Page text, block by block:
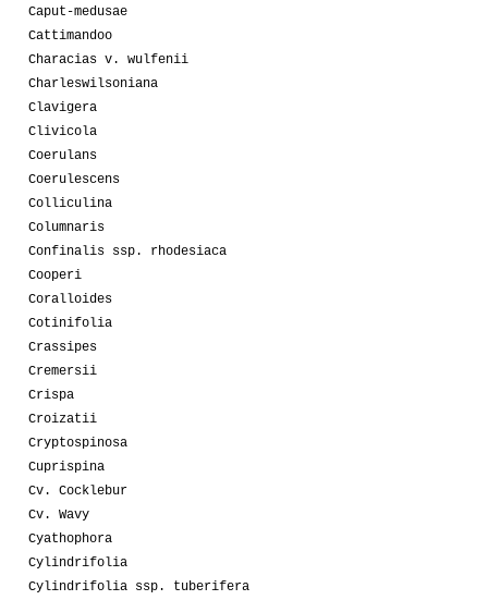
Caput-medusae
Cattimandoo
Characias v. wulfenii
Charleswilsoniana
Clavigera
Clivicola
Coerulans
Coerulescens
Colliculina
Columnaris
Confinalis ssp. rhodesiaca
Cooperi
Coralloides
Cotinifolia
Crassipes
Cremersii
Crispa
Croizatii
Cryptospinosa
Cuprispina
Cv. Cocklebur
Cv. Wavy
Cyathophora
Cylindrifolia
Cylindrifolia ssp. tuberifera